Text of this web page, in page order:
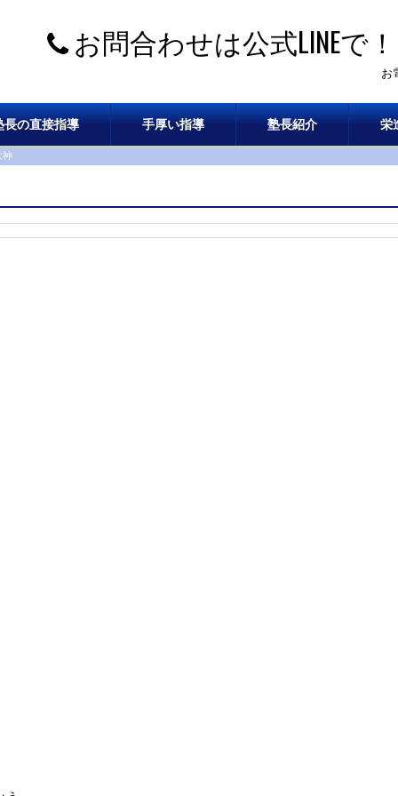
お問合わせは公式LINEで！
お
長の直接指導 手厚い指導 塾長紹介 栄
神